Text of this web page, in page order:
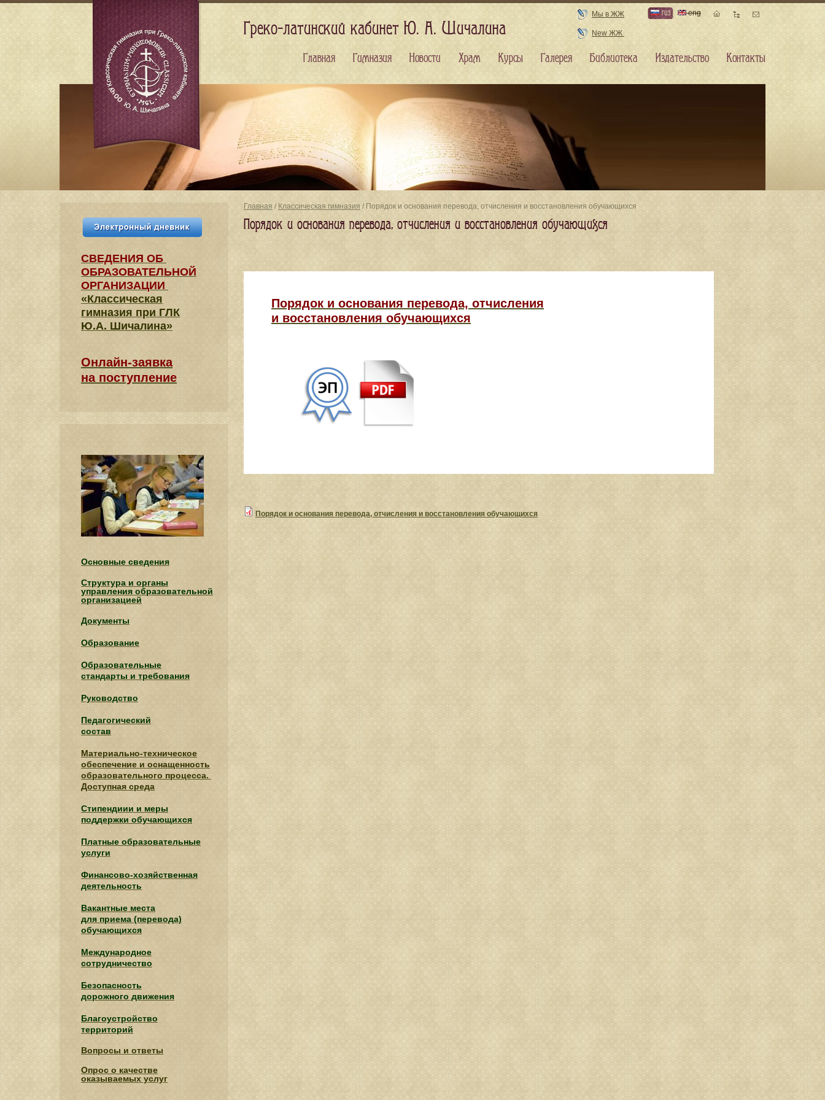
Главная / Классическая гимназия / Порядок и основания перевода, отчисления и восстановления обучающихся
Порядок и основания перевода, отчисления и восстановления обучающихся
Порядок и основания перевода, отчисления
и восстановления обучающихся
Порядок и основания перевода, отчисления и восстановления обучающихся
СВЕДЕНИЯ​ ОБ
ОБРАЗОВАТЕЛЬНОЙ
ОРГАНИЗАЦИИ
«Классическая
гимназия при ГЛК
Ю.А. Шичалина»
Онлайн-заявка
на поступление
Основные сведения
Структура и органы
управления образовательной
организацией
Документы
Образование
Образовательные
стандарты и требования
Руководство
Педагогический
состав
Материально-техническое
обеспечение и оснащенность
образовательного процесса.
Доступная среда
Стипендиии и меры
поддержки обучающихся
Платные образовательные
услуги
Финансово-хозяйственная
деятельность
Вакантные места
для приема (перевода)
обучающихся
Международное
сотрудничество
Безопасность
дорожного движения
Благоустройство
территорий
Вопросы и ответы
Опрос о качестве
оказываемых услуг
Греко-латинский кабинет Ю. А. Шичалина
Мы в ЖЖ
New ЖЖ
rus eng
Главная Гимназия Новости Храм Курсы Галерея Библиотека Издательство Контакты